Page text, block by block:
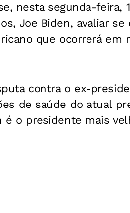
nesta segunda-feira,
Joe Biden, avaliar se
que ocorrerá em
contra o ex-
de saúde do atual
é o presidente mais